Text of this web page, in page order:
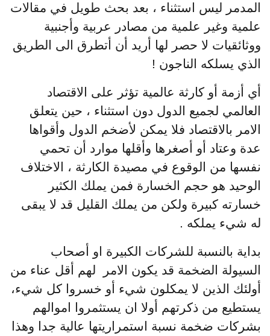
المدمر ليس استثناء ، بعد بحث طويل في مقالات
علمية وغير علمية من مصادر عربية وأجنبية
ووثائقيات لا حصر لها أريد أن أتطرق الى الطريق
الذي يسلكه الناجون !
أي أزمة أو كارثة عالمية تؤثر على الاقتصاد
العالمي لجميع الدول دون استثناء ، حين يتعلق
الامر بالاقتصاد فلا يمكن لأضخم الدول وأقواها
عدة وعتاد أو أصغرها وأقلها موارد أن تحمي
نفسها من الوقوع في مصيدة الكارثة ، الاختلاف
الوحيد هو حجم الخسارة فمن يملك الكثير
خسارته كبيرة ولكن من يملك القليل قد لا يبقى
له شيء يملكه .
بداية بالنسبة للشركات الكبيرة او أصحاب
السيولة الضخمة قد يكون الامر لهم أقل عناء من
أولئك الذين لا يمكلون شيء أو خسروا كل شيء،
يستطيع من ذكرتهم أولا ان يستثمروا اموالهم
بشركات ضخمة نسبة استمراريتها عالية جدا وهذا